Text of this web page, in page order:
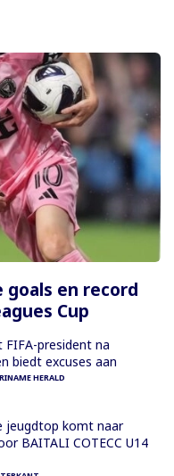
en record
Cup
president na
biedt excuses aan
HERALD
jeugdtop komt naar
BAITALI COTECC U14